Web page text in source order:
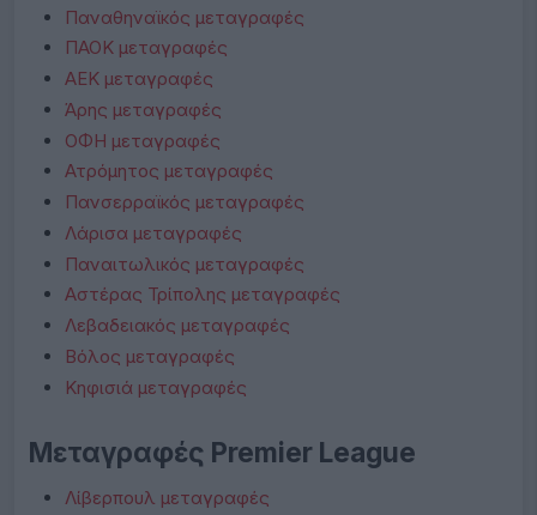
Παναθηναϊκός μεταγραφές
ΠΑΟΚ μεταγραφές
ΑΕΚ μεταγραφές
Άρης μεταγραφές
ΟΦΗ μεταγραφές
Ατρόμητος μεταγραφές
Πανσερραϊκός μεταγραφές
Λάρισα μεταγραφές
Παναιτωλικός μεταγραφές
Αστέρας Τρίπολης μεταγραφές
Λεβαδειακός μεταγραφές
Βόλος μεταγραφές
Κηφισιά μεταγραφές
Μεταγραφές Premier League
Λίβερπουλ μεταγραφές